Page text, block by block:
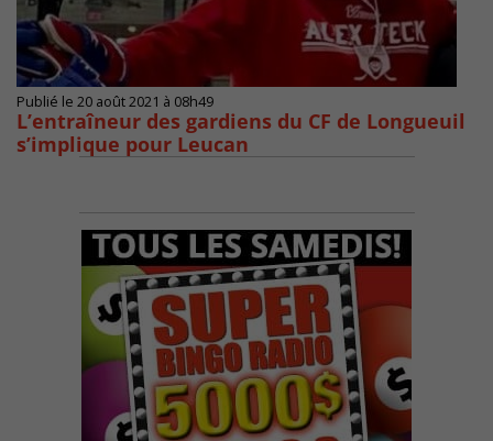
Publié le 20 août 2021 à 08h49
L’entraîneur des gardiens du CF de Longueuil
s’implique pour Leucan